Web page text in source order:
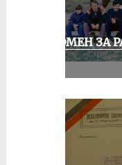
СПОМЕН ЗА